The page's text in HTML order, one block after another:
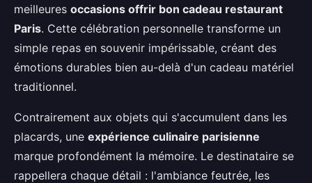
meilleures occasions offrir bon cadeau restaurant
Paris. Cette célébration personnelle transforme un
simple repas en souvenir impérissable, créant des
émotions durables bien au-delà d'un cadeau matériel
traditionnel.
Contrairement aux objets qui s'accumulent dans les
placards, une expérience culinaire parisienne
marque profondément la mémoire. Le destinataire se
rappellera chaque détail : l'ambiance feutrée, les